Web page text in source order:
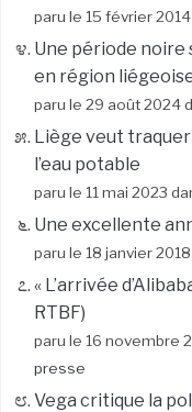
paru le 15 février
Une période noire
en région
paru le 29 août 2024
Liège veut traquer
l’eau potable
paru le 11 mai 2023
Une excellente
paru le 18 janvier
« L’arrivée
RTBF)
paru le 16 novembre
presse
Vega critique la